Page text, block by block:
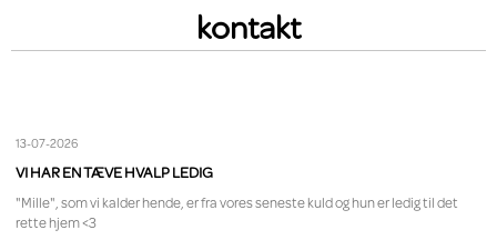
kontakt
13-07-2026
VI HAR EN TÆVE HVALP LEDIG
"Mille", som vi kalder hende, er fra vores seneste kuld og hun er ledig til det
rette hjem <3